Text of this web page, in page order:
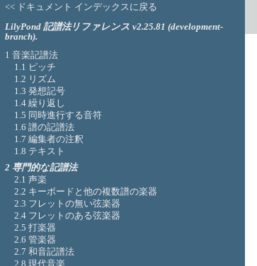
<< ドキュメント インデックスに戻る
LilyPond 記譜法リファレンス v2.25.81 (development-
branch).
1 音楽記譜法
1.1 ピッチ
1.2 リズム
1.3 発想記号
1.4 繰り返し
1.5 同時進行する音符
1.6 譜の記譜法
1.7 編集者の注釈
1.8 テキスト
2 専門的な記譜法
2.1 声楽
2.2 キーボードと他の複数譜の楽器
2.3 フレットの無い弦楽器
2.4 フレットのある弦楽器
2.5 打楽器
2.6 管楽器
2.7 和音記譜法
2.8 現代音楽